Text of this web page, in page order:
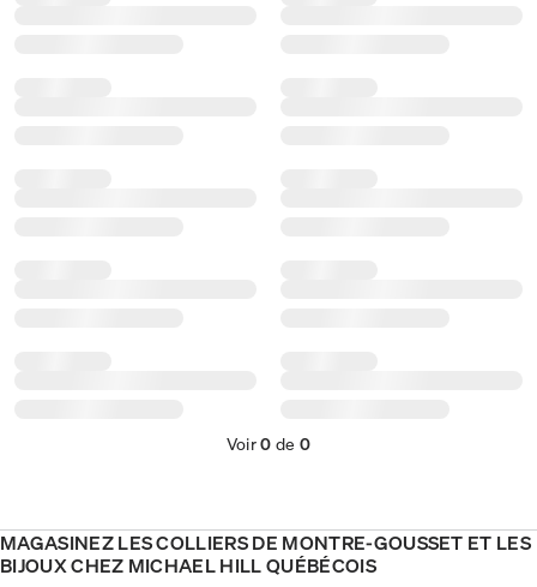
Voir0 de 0
MAGASINEZ LES COLLIERS DE MONTRE-GOUSSET ET LES
BIJOUX CHEZ MICHAEL HILL QUÉBÉCOIS